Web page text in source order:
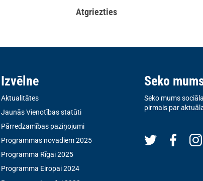
Atgriezties
Izvēlne
Aktualitātes
Jaunās Vienotības statūti
Pārredzamības paziņojumi
Programmas novadiem 2025
Programma Rīgai 2025
Programma Eiropai 2024
Seko
Seko mums
pirmais par